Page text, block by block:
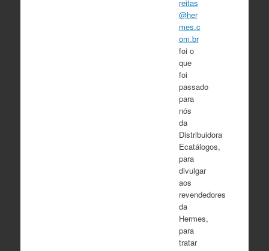
reitas
@her
mes.c
om.br
foi o
que
foi
passado
para
nós
da
Distribuidora
Ecatálogos,
para
divulgar
aos
revendedores
da
Hermes,
para
tratar